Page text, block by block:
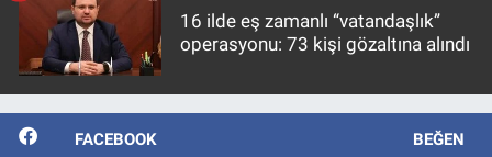
16 ilde eş zamanlı “vatandaşlık”
operasyonu: 73 kişi gözaltına alındı
FACEBOOK BEĞEN